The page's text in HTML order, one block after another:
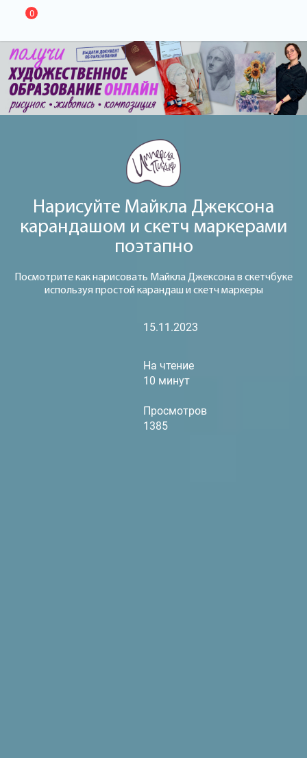
0
Нарисуйте Майкла Джексона
карандашом и скетч маркерами
поэтапно
Посмотрите как нарисовать Майкла Джексона в скетчбуке
используя простой карандаш и скетч маркеры
15.11.2023
На чтение
10 минут
Просмотров
1385